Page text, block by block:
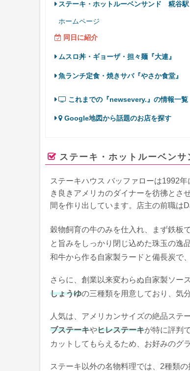
ステーキ・ホットルーベンサンド 糀谷
ホームページ
同日に紹介
ムスロ丼・ギョーザ・担々麺『大連』
魚ランチ定食・焼きサバ『やさか食堂』
これまでの『newsevery.』の情報一覧
Google地図から話題のお店を探す
ステーキ・ホットルーベン
ステーキハウス バッファローは1992
き良きアメリカのダイナーを彷彿とさ
間を作り出しています。店主の前職は
穀物飼育の牛のみを仕入れ、まず鉄板
と旨みをしっかり閉じ込めた珠玉の逸
和牛から作る自家製ラードと備長炭で
さらに、創業以来変わらぬ自家製ソース
しょうゆの三種類を用意しており、気
人気は、アメリカンサイズの絶品ステ
ブステーキやヒレステーキが特に評判
カットしてもらえるため、お好みのグ
ステーキ以外の名物料理では、2種類